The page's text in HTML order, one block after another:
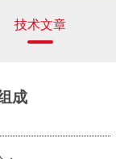
技术文章
成